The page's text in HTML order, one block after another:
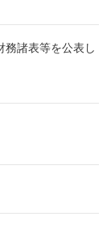
務諸表等を公表し